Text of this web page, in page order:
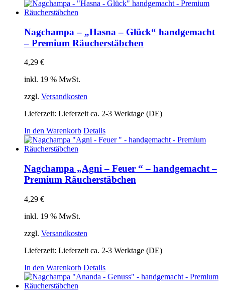
Nagchampa – „Hasna – Glück“ handgemacht
– Premium Räucherstäbchen
4,29 €
inkl. 19 % MwSt.
zzgl. Versandkosten
Lieferzeit: Lieferzeit ca. 2-3 Werktage (DE)
In den Warenkorb Details
Nagchampa „Agni – Feuer “ – handgemacht –
Premium Räucherstäbchen
4,29 €
inkl. 19 % MwSt.
zzgl. Versandkosten
Lieferzeit: Lieferzeit ca. 2-3 Werktage (DE)
In den Warenkorb Details